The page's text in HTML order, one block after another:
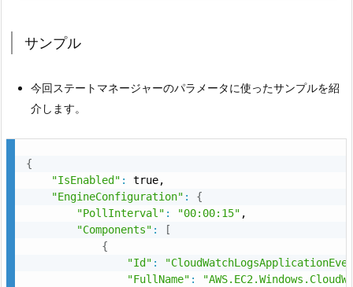
サンプル
今回ステートマネージャーのパラメータに使ったサンプルを紹
介します。
{
"IsEnabled" :
true,
"EngineConfiguration" :
{
"PollInterval" : "00:00:15" ,
"Components" :
[
{
"Id" :
"FullName" :